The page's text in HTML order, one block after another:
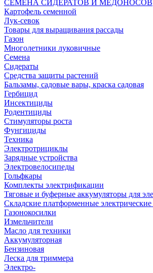
СЕМЕНА СИДЕРАТОВ И МЕДОНОСОВ
Картофель семенной
Лук-севок
Товары для выращивания рассады
Газон
Многолетники луковичные
Семена
Сидераты
Средства защиты растений
Бальзамы, садовые вары, краска садовая
Гербицид
Инсектициды
Родентициды
Стимуляторы роста
Фунгициды
Техника
Электротрициклы
Зарядные устройства
Электровелосипеды
Гольфкары
Комплекты электрификации
Тяговые и буферные аккумуляторы для
Складские платформенные
Газонокосилки
Измельчители
Масло для техники
Аккумуляторная
Бензиновая
Леска для триммера
Электро-